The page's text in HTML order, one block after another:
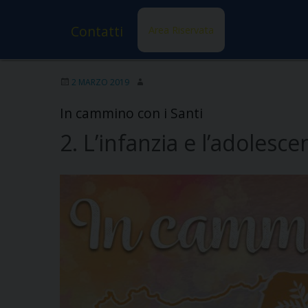
Contatti Area Riservata
2 MARZO 2019
In cammino con i Santi
2. L’infanzia e